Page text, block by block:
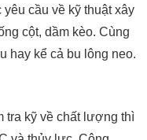
cầu về kỹ thuật xây
cột, dầm kèo. Cùng
hay kể cả bu lông neo.
tra kỹ về chất lượng thì